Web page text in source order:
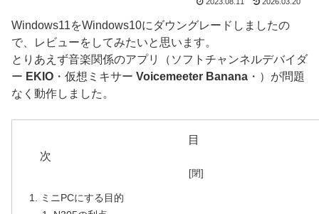
Windows11をWindows10にダウングレードしましたの
で、レビューをしてみたいと思います。
とりあえず音楽関係のアプリ（ソフトチャンネルデバイダ
ー EKIO ・仮想ミキサー Voicemeeter Banana ・）が問題
なく動作しました。
目
ミニPCにする目的